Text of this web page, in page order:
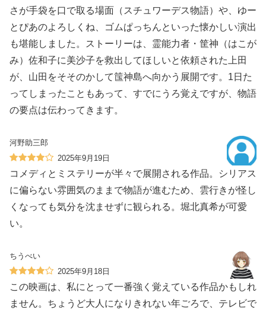
さが手袋を口で取る場面（スチュワーデス物語）や、ゆー
とぴあのよろしくね、ゴムぱっちんといった懐かしい演出
も堪能しました。ストーリーは、霊能力者・筐神（はこが
み）佐和子に美沙子を救出してほしいと依頼された上田
が、山田をそそのかして筺神島へ向かう展開です。1日た
ってしまったこともあって、すでにうろ覚えですが、物語
の要点は伝わってきます。
河野助三郎
2025年9月19日
コメディとミステリーが半々で展開される作品。シリアス
に偏らない雰囲気のままで物語が進むため、雲行きが怪し
くなっても気分を沈ませずに観られる。堀北真希が可愛
い。
ちうべい
2025年9月18日
この映画は、私にとって一番強く覚えている作品かもしれ
ません。ちょうど大人になりきれない年ごろで、テレビで